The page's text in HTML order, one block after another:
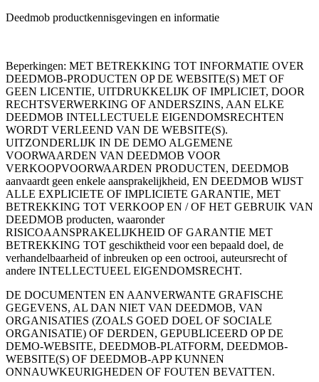
Deedmob productkennisgevingen en informatie
Beperkingen: MET BETREKKING TOT INFORMATIE OVER
DEEDMOB-PRODUCTEN OP DE WEBSITE(S) MET OF
GEEN LICENTIE, UITDRUKKELIJK OF IMPLICIET, DOOR
RECHTSVERWERKING OF ANDERSZINS, AAN ELKE
DEEDMOB INTELLECTUELE EIGENDOMSRECHTEN
WORDT VERLEEND VAN DE WEBSITE(S).
UITZONDERLIJK IN DE DEMO ALGEMENE
VOORWAARDEN VAN DEEDMOB VOOR
VERKOOPVOORWAARDEN PRODUCTEN, DEEDMOB
aanvaardt geen enkele aansprakelijkheid, EN DEEDMOB WIJST
ALLE EXPLICIETE OF IMPLICIETE GARANTIE, MET
BETREKKING TOT VERKOOP EN / OF HET GEBRUIK VAN
DEEDMOB producten, waaronder
RISICOAANSPRAKELIJKHEID OF GARANTIE MET
BETREKKING TOT geschiktheid voor een bepaald doel, de
verhandelbaarheid of inbreuken op een octrooi, auteursrecht of
andere INTELLECTUEEL EIGENDOMSRECHT.
DE DOCUMENTEN EN AANVERWANTE GRAFISCHE
GEGEVENS, AL DAN NIET VAN DEEDMOB, VAN
ORGANISATIES (ZOALS GOED DOEL OF SOCIALE
ORGANISATIE) OF DERDEN, GEPUBLICEERD OP DE
DEMO-WEBSITE, DEEDMOB-PLATFORM, DEEDMOB-
WEBSITE(S) OF DEEDMOB-APP KUNNEN
ONNAUWKEURIGHEDEN OF FOUTEN BEVATTEN.